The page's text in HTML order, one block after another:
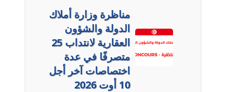
مناظرة وزارة أملاك
الدولة والشؤون
العقارية لانتداب 25
متصرفًا في عدة
اختصاصات آخر أجل
10 أوت 2026